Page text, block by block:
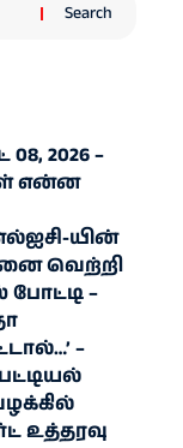
Search
2026 –
என்ன
​யின்
வெற்றி
–
–
உத்தரவு